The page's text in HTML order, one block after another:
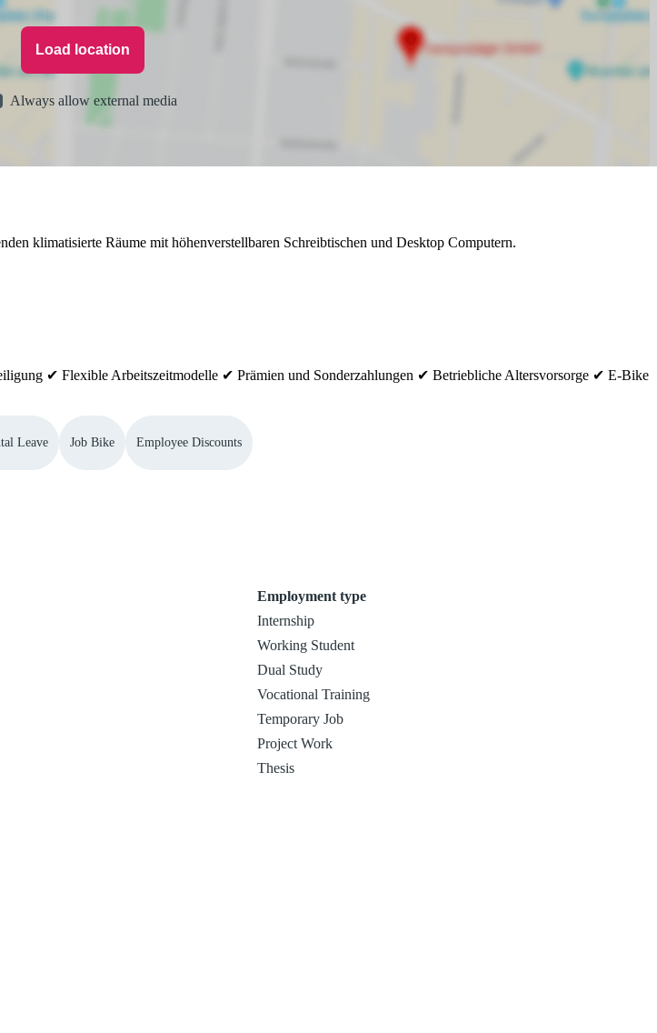
Load location
Always allow external media
klimatisierte Räume mit höhenverstellbaren Schreibtischen und Desktop Computern.
✔ Flexible Arbeitszeitmodelle ✔ Prämien und Sonderzahlungen ✔ Betriebliche Altersvorsorge ✔ E-Bike
Leave Job Bike Employee Discounts
Employment type
Internship
Working Student
Dual Study
Vocational Training
Temporary Job
Project Work
Thesis